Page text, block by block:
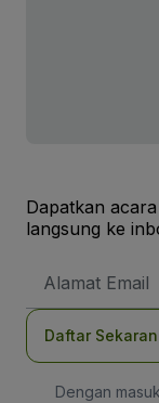
Dapatkan
langsung ke
Email
Daftar
Dengan